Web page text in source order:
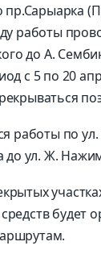
пр.Сарыарка
работы
до А.
с 5 по 20
работы по
до ул. Ж.
будет